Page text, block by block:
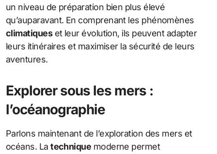
un niveau de préparation bien plus élevé
qu’auparavant. En comprenant les phénomènes
climatiqueset leur évolution, ils peuvent adapter
leurs itinéraires et maximiser la sécurité de leurs
aventures.
Explorer sous les mers :
l’océanographie
Parlons maintenant de l’exploration des mers et
océans. Latechnique moderne permet